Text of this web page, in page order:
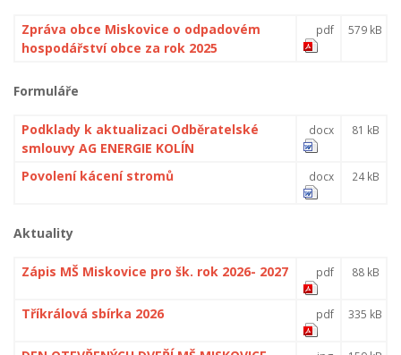
Zpráva obce Miskovice o odpadovém
hospodářství obce za rok 2025
pdf 579 kB
Formuláře
Podklady k aktualizaci Odběratelské
smlouvy AG ENERGIE KOLÍN
docx 81 kB
Povolení kácení stromů docx 24 kB
Aktuality
Zápis MŠ Miskovice pro šk. rok 2026- 2027 pdf 88 kB
Tříkrálová sbírka 2026 pdf 335 kB